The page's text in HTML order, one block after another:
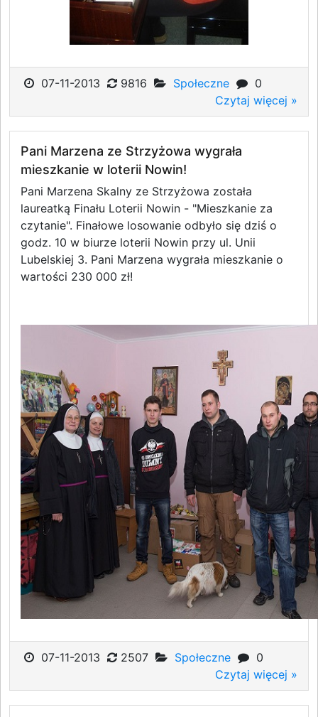
07-11-2013 9816 Społeczne
0
Czytaj więcej »
Pani Marzena ze Strzyżowa wygrała
mieszkanie w loterii Nowin!
Pani Marzena Skalny ze Strzyżowa została
laureatką Finału Loterii Nowin - "Mieszkanie za
czytanie". Finałowe losowanie odbyło się dziś o
godz. 10 w biurze loterii Nowin przy ul. Unii
Lubelskiej 3. Pani Marzena wygrała mieszkanie o
wartości 230 000 zł!
07-11-2013 2507 Społeczne
0
Czytaj więcej »